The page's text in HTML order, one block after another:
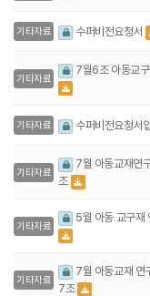
기타자료 수퍼비전요청서
기타자료
7월6조 아동교
기타자료 수퍼비전요청서
기타자료
7월 아동교재연
조
기타자료
5월 아동 교구재
기타자료
7월 아동교재 연
7조